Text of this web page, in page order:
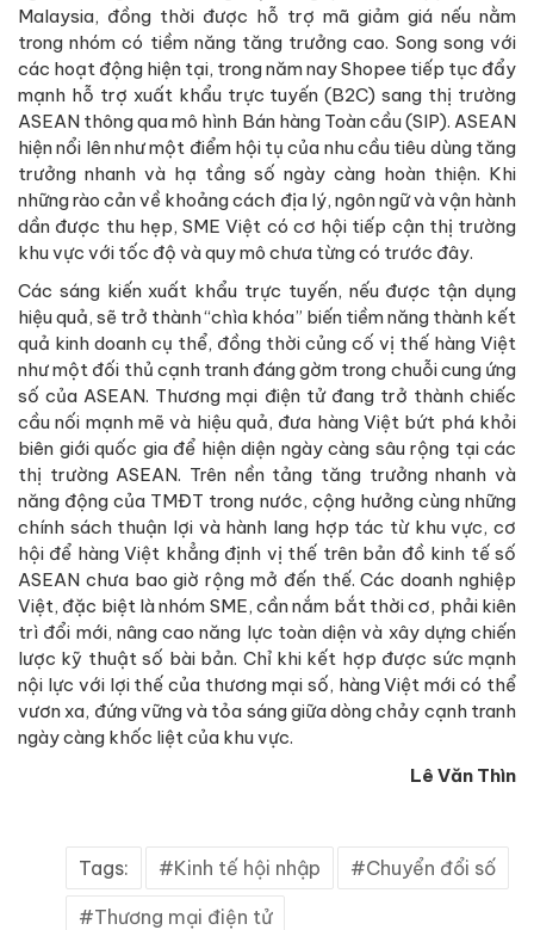
Malaysia, đồng thời được hỗ trợ mã giảm giá nếu nằm
trong nhóm có tiềm năng tăng trưởng cao. Song song với
các hoạt động hiện tại, trong năm nay Shopee tiếp tục đẩy
mạnh hỗ trợ xuất khẩu trực tuyến (B2C) sang thị trường
ASEAN thông qua mô hình Bán hàng Toàn cầu (SIP). ASEAN
hiện nổi lên như một điểm hội tụ của nhu cầu tiêu dùng tăng
trưởng nhanh và hạ tầng số ngày càng hoàn thiện. Khi
những rào cản về khoảng cách địa lý, ngôn ngữ và vận hành
dần được thu hẹp, SME Việt có cơ hội tiếp cận thị trường
khu vực với tốc độ và quy mô chưa từng có trước đây.
Các sáng kiến xuất khẩu trực tuyến, nếu được tận dụng
hiệu quả, sẽ trở thành “chìa khóa” biến tiềm năng thành kết
quả kinh doanh cụ thể, đồng thời củng cố vị thế hàng Việt
như một đối thủ cạnh tranh đáng gờm trong chuỗi cung ứng
số của ASEAN. Thương mại điện tử đang trở thành chiếc
cầu nối mạnh mẽ và hiệu quả, đưa hàng Việt bứt phá khỏi
biên giới quốc gia để hiện diện ngày càng sâu rộng tại các
thị trường ASEAN. Trên nền tảng tăng trưởng nhanh và
năng động của TMĐT trong nước, cộng hưởng cùng những
chính sách thuận lợi và hành lang hợp tác từ khu vực, cơ
hội để hàng Việt khẳng định vị thế trên bản đồ kinh tế số
ASEAN chưa bao giờ rộng mở đến thế. Các doanh nghiệp
Việt, đặc biệt là nhóm SME, cần nắm bắt thời cơ, phải kiên
trì đổi mới, nâng cao năng lực toàn diện và xây dựng chiến
lược kỹ thuật số bài bản. Chỉ khi kết hợp được sức mạnh
nội lực với lợi thế của thương mại số, hàng Việt mới có thể
vươn xa, đứng vững và tỏa sáng giữa dòng chảy cạnh tranh
ngày càng khốc liệt của khu vực.
Lê Văn Thìn
Tags: Kinh tế hội nhập Chuyển đổi số
Thương mại điện tử